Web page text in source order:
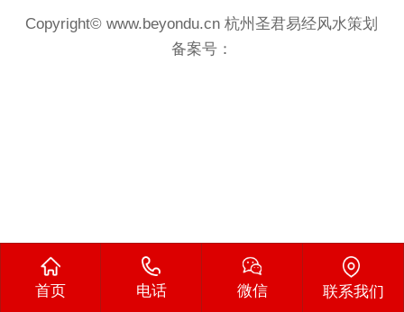
Copyright© www.beyondu.cn 杭州圣君易经风水策划
备案号：
首页 电话 微信 联系我们